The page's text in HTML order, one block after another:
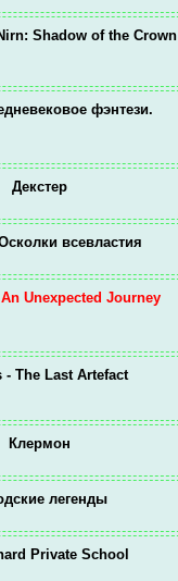
Shadow of the Crown
фэнтези.
Декстер
всевластия
Unexpected Journey
- The Last Artefact
Клермон
легенды
Private School